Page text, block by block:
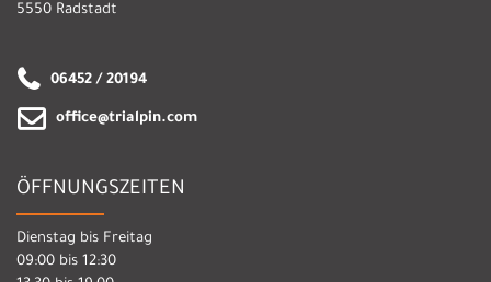
5550 Radstadt
06452 / 20194
office@trialpin.com
ÖFFNUNGSZEITEN
Dienstag bis Freitag
09:00 bis 12:30